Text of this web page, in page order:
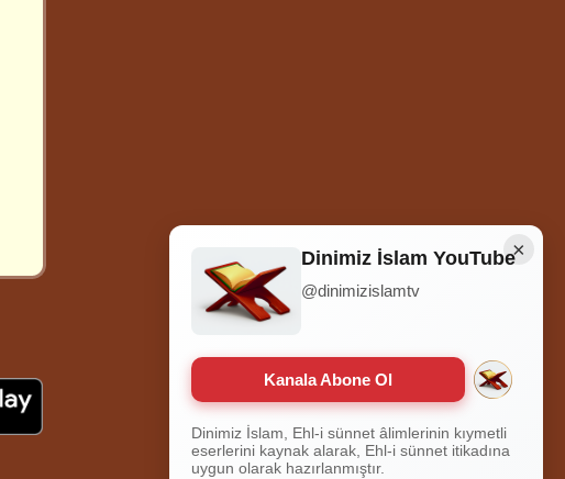
Ziyaretçi Sayısı
252.007.151
×
Dinimiz İslam YouTube
@dinimizislamtv
Kanala Abone Ol
Dinimiz İslam, Ehl-i sünnet âlimlerinin kıymetli
eserlerini kaynak alarak, Ehl-i sünnet itikadına
uygun olarak hazırlanmıştır.